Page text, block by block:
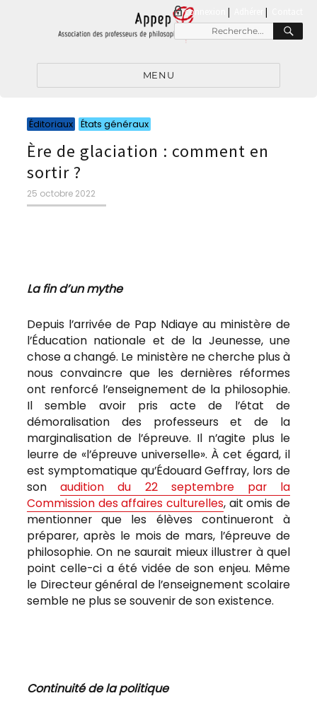
connexion |
Recherche
pour
MENU
Éditoriaux États généraux
Ère de glaciation : comment en
sortir ?
Publié
le
25 octobre 2022
La fin d’un mythe
Depuis l’arrivée de Pap Ndiaye au ministère de
l’Éducation nationale et de la Jeunesse, une
chose a changé. Le ministère ne cherche plus à
nous convaincre que les dernières réformes
ont renforcé l’enseignement de la philosophie.
Il semble avoir pris acte de l’état de
démoralisation des professeurs et de la
marginalisation de l’épreuve. Il n’agite plus le
leurre de «l’épreuve universelle». À cet égard, il
est symptomatique qu’Édouard Geffray, lors de
sonaudition du 22 septembre par la
Commission des affaires culturelles, ait omis de
mentionner que les élèves continueront à
préparer, après le mois de mars, l’épreuve de
philosophie. On ne saurait mieux illustrer à quel
point celle-ci a été vidée de son enjeu. Même
le Directeur général de l’enseignement scolaire
semble ne plus se souvenir de son existence.
Continuité de la politique